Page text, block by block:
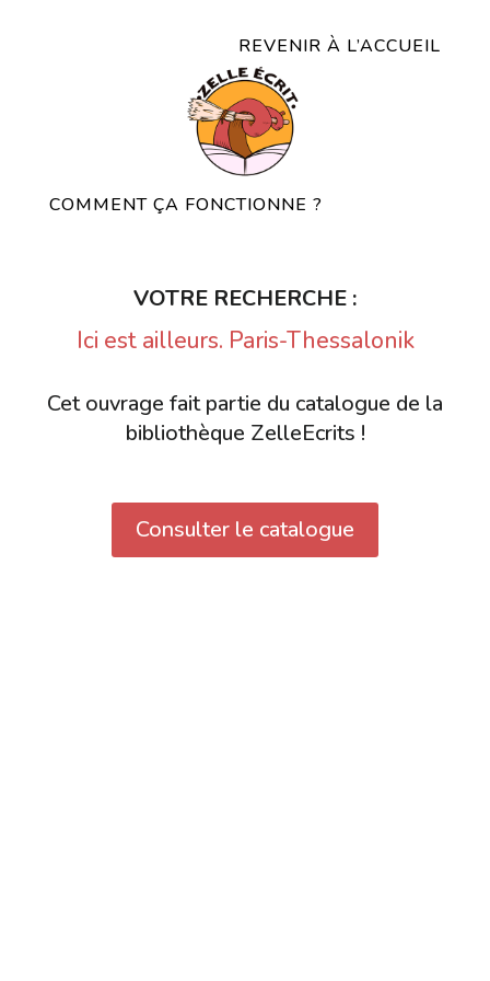
REVENIR À L’ACCUEIL
COMMENT ÇA FONCTIONNE ?
VOTRE RECHERCHE :
Ici est ailleurs. Paris-Thessalonik
Cet ouvrage fait partie du catalogue de la
bibliothèque ZelleEcrits !
Consulter le catalogue